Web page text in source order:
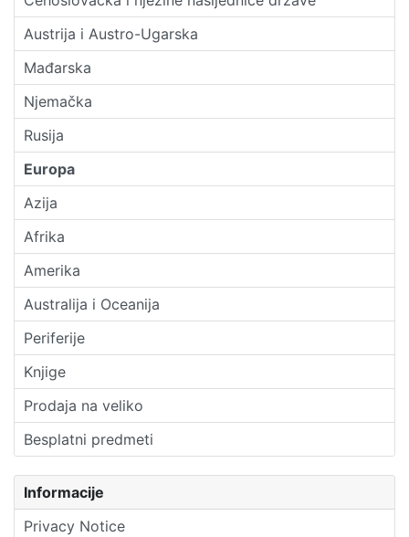
Austrija i Austro-Ugarska
Mađarska
Njemačka
Rusija
Europa
Azija
Afrika
Amerika
Australija i Oceanija
Periferije
Knjige
Prodaja na veliko
Besplatni predmeti
Informacije
Privacy Notice